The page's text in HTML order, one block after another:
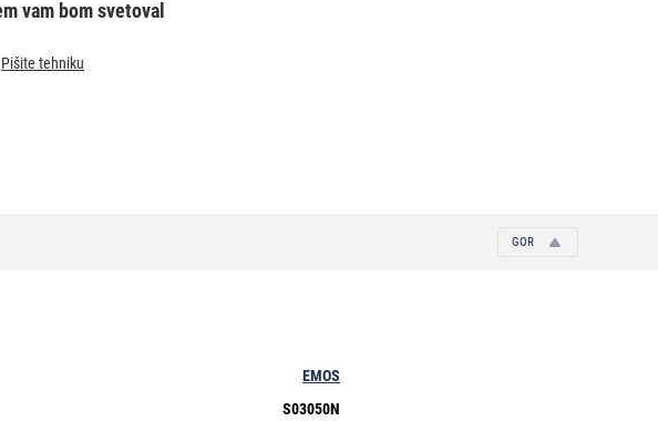
vam bom svetoval
Pišite tehniku
GOR
EMOS
S03050N